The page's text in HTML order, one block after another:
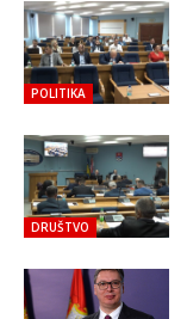
POLITIKA
DRUŠTVO